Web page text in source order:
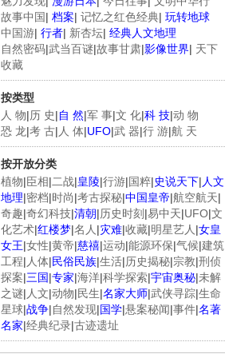
故事中国| 档案| 记忆之红色经典| 玩转地球
中国游| 行者| 新杏坛| 经典人文地理
自然密码|武当百谜|故事甘肃|影像世界| 天下
收藏
按类型
人 物|历 史|自 然|军 事|文 化|科 技|动 物
恐 龙|考 古| 人 体|UFO|武 器|行 游|航 天
按开放分类
植物|臣相|二战|皇陵|行游|国粹|史说天下| 人文
地理|密档|时尚|考古探秘|中国皇帝|航空航天|
奇趣|奇幻科技|清朝|历史时刻 |易中天|UFO|文
化艺术|红楼梦|名人 |灾难|收藏|明星艺人 |女皇
女王|女性|黄帝|慈禧|运动|能源环保|气候|建筑
工程| 人体|民俗民族|生活|历史揭秘|宗教|刑侦
探案|三国|专家|海洋|科学探索|宇宙奥秘|未解
之谜| 人文|动物|民生|名家大师|武侠寻踪|生命
星球|战争|自然发现|国学|悬案秘闻|事件|名著
名家|经典纪录|古迹遗址